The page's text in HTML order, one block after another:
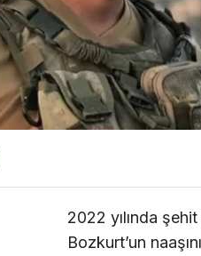
2022 yılında
Bozkurt’un